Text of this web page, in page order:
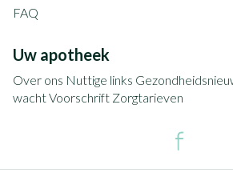
FAQ
Uw apotheek
Over ons Nuttige links
wachtVoorschrift Zorgtarieven